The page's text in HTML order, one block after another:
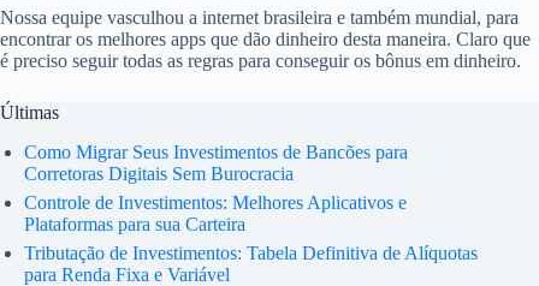
Nossa equipe vasculhou a internet brasileira e também mundial, para
encontrar os melhores apps que dão dinheiro desta maneira. Claro que
é preciso seguir todas as regras para conseguir os bônus em dinheiro.
Últimas
Como Migrar Seus Investimentos de Bancões para
Corretoras Digitais Sem Burocracia
Controle de Investimentos: Melhores Aplicativos e
Plataformas para sua Carteira
Tributação de Investimentos: Tabela Definitiva de Alíquotas
para Renda Fixa e Variável